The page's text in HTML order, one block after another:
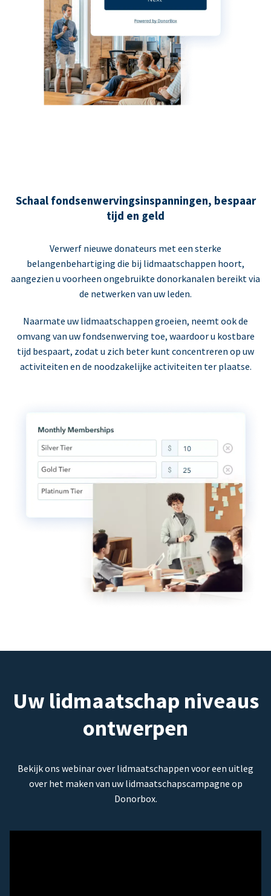
Schaal fondsenwervingsinspanningen, bespaar
tijd en geld
Verwerf nieuwe donateurs met een sterke
belangenbehartiging die bij lidmaatschappen hoort,
aangezien u voorheen ongebruikte donorkanalen bereikt via
de netwerken van uw leden.
Naarmate uw lidmaatschappen groeien, neemt ook de
omvang van uw fondsenwerving toe, waardoor u kostbare
tijd bespaart, zodat u zich beter kunt concentreren op uw
activiteiten en de noodzakelijke activiteiten ter plaatse.
Uw lidmaatschap niveaus
ontwerpen
Bekijk ons webinar over lidmaatschappen voor een uitleg
over het maken van uw lidmaatschapscampagne op
Donorbox.